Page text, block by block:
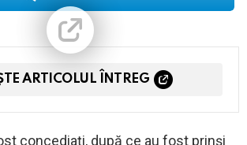
ARTICOLUL ÎNTREG
concediați, după ce au fost prinși